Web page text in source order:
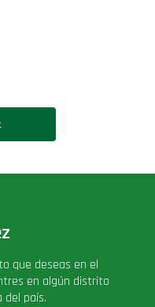
que deseas en el
en algún distrito
del país.